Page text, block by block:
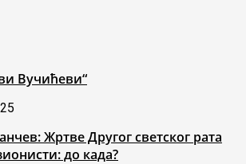
Вучићеви“
Жртве Другог светског рата
до када?